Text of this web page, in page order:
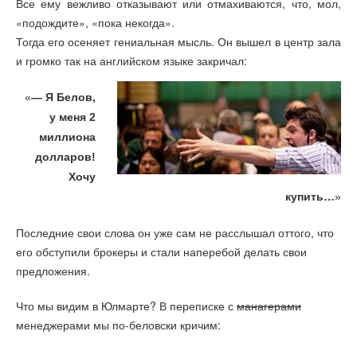
Все ему вежливо отказывают или отмахиваются, что, мол,
«подождите», «пока некогда».
Тогда его осеняет гениальная мысль. Он вышел в центр зала
и громко так на английском языке закричал:
«— Я Белов,
у меня 2
миллиона
долларов!
Хочу
купить…»
Последние свои слова он уже сам не расслышал оттого, что
его обступили брокеры и стали наперебой делать свои
предложения.
Что мы видим в Юлмарте? В переписке с манагерами
менеджерами мы по-беловски кричим: